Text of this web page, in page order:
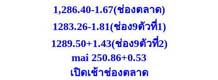
1,286.40-1.67(ช่องตลาด)
1283.26-1.81(ช่อง9ตัวที่1)
1289.50+1.43(ช่อง9ตัวที่2)
mai 250.86+0.53
เปิดเช้าช่องตลาด